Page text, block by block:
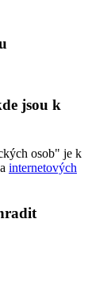
jsou k
osob" je k
internetových